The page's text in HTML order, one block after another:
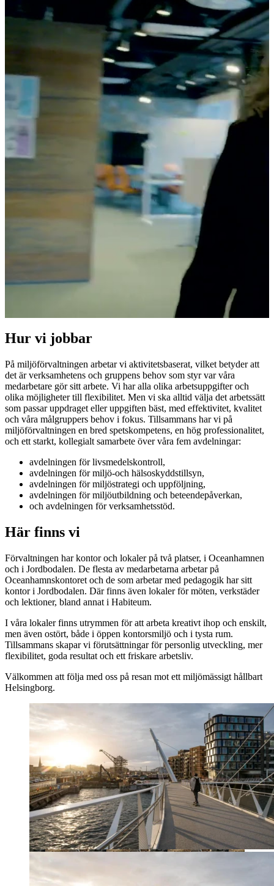
Hur vi jobbar
På miljöförvaltningen arbetar vi aktivitetsbaserat, vilket betyder att
det är verksamhetens och gruppens behov som styr var våra
medarbetare gör sitt arbete. Vi har alla olika arbetsuppgifter och
olika möjligheter till flexibilitet. Men vi ska alltid välja det arbetssätt
som passar uppdraget eller uppgiften bäst, med effektivitet, kvalitet
och våra målgruppers behov i fokus. Tillsammans har vi på
miljöförvaltningen en bred spetskompetens, en hög professionalitet,
och ett starkt, kollegialt samarbete över våra fem avdelningar:
avdelningen för livsmedelskontroll,
avdelningen för miljö-och hälsoskyddstillsyn,
avdelningen för miljöstrategi och uppföljning,
avdelningen för miljöutbildning och beteendepåverkan,
och avdelningen för verksamhetsstöd.
Här finns vi
Förvaltningen har kontor och lokaler på två platser, i Oceanhamnen
och i Jordbodalen. De flesta av medarbetarna arbetar på
Oceanhamnskontoret och de som arbetar med pedagogik har sitt
kontor i Jordbodalen. Där finns även lokaler för möten, verkstäder
och lektioner, bland annat i Habiteum.
I våra lokaler finns utrymmen för att arbeta kreativt ihop och enskilt,
men även ostört, både i öppen kontorsmiljö och i tysta rum.
Tillsammans skapar vi förutsättningar för personlig utveckling, mer
flexibilitet, goda resultat och ett friskare arbetsliv.
Välkommen att följa med oss på resan mot ett miljömässigt hållbart
Helsingborg.